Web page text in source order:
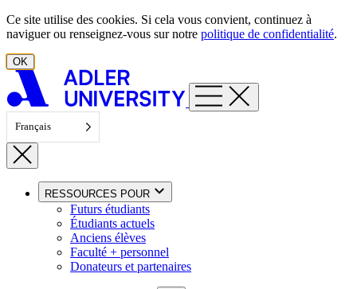
Aller au contenu
Ce site utilise des cookies. Si cela vous convient, continuez à
naviguer ou renseignez-vous sur notre politique de confidentialité.
OK
Français
RESSOURCES POUR
Futurs étudiants
Étudiants actuels
Anciens élèves
Faculté + personnel
Donateurs et partenaires